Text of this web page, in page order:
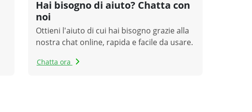
Hai bisogno di aiuto? Chatta con
noi
Ottieni l'aiuto di cui hai bisogno grazie alla
nostra chat online, rapida e facile da usare.
Chatta ora